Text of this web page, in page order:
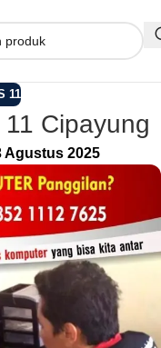
11
Cipayung
Agustus 2025